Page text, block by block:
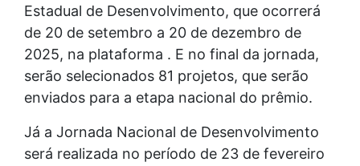
Estadual de Desenvolvimento, que ocorrerá
de 20 de setembro a 20 de dezembro de
2025, na plataforma . E no final da jornada,
serão selecionados 81 projetos, que serão
enviados para a etapa nacional do prêmio.
Já a Jornada Nacional de Desenvolvimento
será realizada no período de 23 de fevereiro